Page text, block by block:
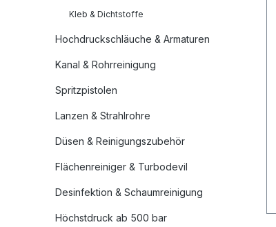
Kleb & Dichtstoffe
Hochdruckschläuche & Armaturen
Kanal & Rohrreinigung
Spritzpistolen
Lanzen & Strahlrohre
Düsen & Reinigungszubehör
Flächenreiniger & Turbodevil
Desinfektion & Schaumreinigung
Höchstdruck ab 500 bar